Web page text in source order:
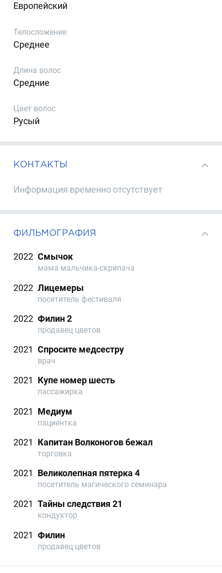
Европейский
Телосложение
Среднее
Длина волос
Средние
Цвет волос
Русый
КОНТАКТЫ
Информация временно отсутствует
ФИЛЬМОГРАФИЯ
2022 Смычок
мама мальчика-скрипача
2022 Лицемеры
посетитель фестиваля
2022 Филин 2
продавец цветов
2021 Спросите медсестру
врач
2021 Купе номер шесть
пассажирка
2021 Медиум
пациентка
2021 Капитан Волконогов бежал
торговка
2021 Великолепная пятерка 4
посетитель магического семинара
2021 Тайны следствия 21
кондуктор
2021 Филин
продавец цветов